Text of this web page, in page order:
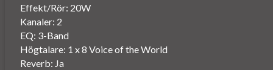
Effekt/Rör: 20W
Kanaler: 2
EQ: 3-Band
Högtalare: 1 x 8 Voice of the World
Reverb: Ja